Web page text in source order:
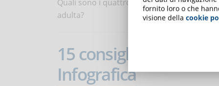
Quali sono i quattro principi
adulta?
15 consigli per
Infografica
fornito loro o che
visione della cookie